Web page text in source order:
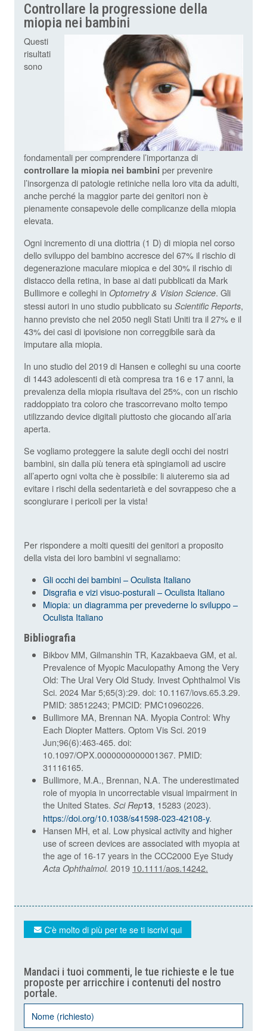
Controllare la progressione della
miopia nei bambini
Questi
risultati
sono
fondamentali per comprendere l’importanza di
controllare la miopia nei bambini per prevenire
l’insorgenza di patologie retiniche nella loro vita da adulti,
anche perché la maggior parte dei genitori non è
pienamente consapevole delle complicanze della miopia
elevata.
Ogni incremento di una diottria (1 D) di miopia nel corso
dello sviluppo del bambino accresce del 67% il rischio di
degenerazione maculare miopica e del 30% il rischio di
distacco della retina, in base ai dati pubblicati da Mark
Bullimore e colleghi in Optometry & Vision Science. Gli
stessi autori in uno studio pubblicato su Scientific Reports,
hanno previsto che nel 2050 negli Stati Uniti tra il 27% e il
43% dei casi di ipovisione non correggibile sarà da
imputare alla miopia.
In uno studio del 2019 di Hansen e colleghi su una coorte
di 1443 adolescenti di età compresa tra 16 e 17 anni, la
prevalenza della miopia risultava del 25%, con un rischio
raddoppiato tra coloro che trascorrevano molto tempo
utilizzando device digitali piuttosto che giocando all’aria
aperta.
Se vogliamo proteggere la salute degli occhi dei nostri
bambini, sin dalla più tenera età spingiamoli ad uscire
all’aperto ogni volta che è possibile: li aiuteremo sia ad
evitare i rischi della sedentarietà e del sovrappeso che a
scongiurare i pericoli per la vista!
Per rispondere a molti quesiti dei genitori a proposito
della vista dei loro bambini vi segnaliamo:
Gli occhi dei bambini – Oculista Italiano
Disgrafia e vizi visuo-posturali – Oculista Italiano
Miopia: un diagramma per prevederne lo sviluppo –
Oculista Italiano
Bibliografia
Bikbov MM, Gilmanshin TR, Kazakbaeva GM, et al.
Prevalence of Myopic Maculopathy Among the Very
Old: The Ural Very Old Study. Invest Ophthalmol Vis
Sci. 2024 Mar 5;65(3):29. doi: 10.1167/iovs.65.3.29.
PMID: 38512243; PMCID: PMC10960226.
Bullimore MA, Brennan NA. Myopia Control: Why
Each Diopter Matters. Optom Vis Sci. 2019
Jun;96(6):463-465. doi:
10.1097/OPX.0000000000001367. PMID:
31116165.
Bullimore, M.A., Brennan, N.A. The underestimated
role of myopia in uncorrectable visual impairment in
the United States. Sci Rep13, 15283 (2023).
https://doi.org/10.1038/s41598-023-42108-y.
Hansen MH, et al. Low physical activity and higher
use of screen devices are associated with myopia at
the age of 16-17 years in the CCC2000 Eye Study
Acta Ophthalmol. 2019 10.1111/aos.14242.
C'è molto di più per te se ti iscrivi qui
Mandaci i tuoi commenti, le tue richieste e le tue
proposte per arricchire i contenuti del nostro
portale.